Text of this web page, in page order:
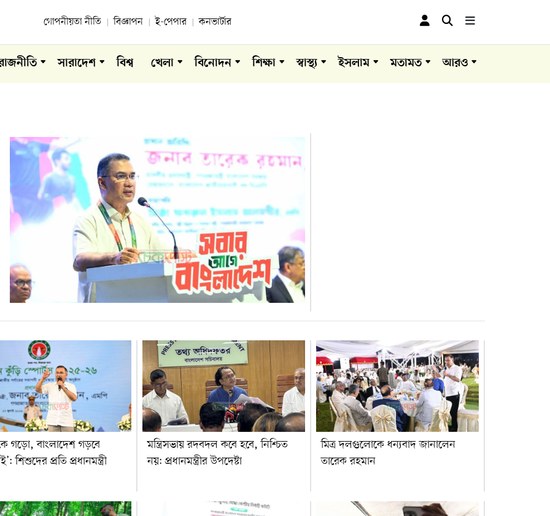
গোপনীয়তা নীতি বিজ্ঞাপন ই-পেপার কনভার্টার
সারাদেশ বিশ্ব খেলা বিনোদন শিক্ষা স্বাস্থ্য ইসলাম মতামত আরও
গড়ো, বাংলাদেশ গড়বে
শিশুদের প্রতি প্রধানমন্ত্রী
মন্ত্রিসভায় রদবদল কবে হবে, নিশ্চিত
নয়: প্রধানমন্ত্রীর উপদেষ্টা
মিত্র দলগুলোকে ধন্যবাদ জানালেন
তারেক রহমান